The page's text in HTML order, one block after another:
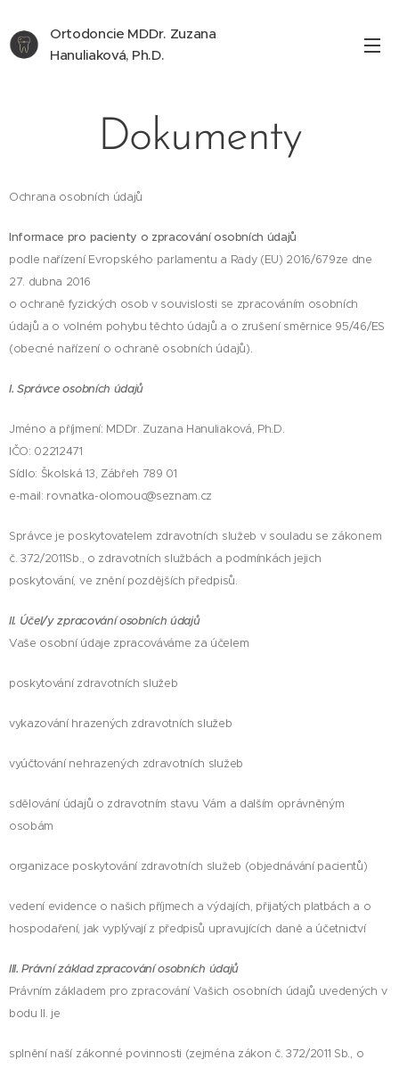
Ortodoncie MDDr. Zuzana
Hanuliaková, Ph.D.
Dokumenty
Ochrana osobních údajů
Informace pro pacienty o zpracování osobních údajů
podle nařízení Evropského parlamentu a Rady (EU) 2016/679ze dne
27. dubna 2016
o ochraně fyzických osob v souvislosti se zpracováním osobních
údajů a o volném pohybu těchto údajů a o zrušení směrnice 95/46/ES
(obecné nařízení o ochraně osobních údajů).
I. Správce osobních údajů
Jméno a příjmení: MDDr. Zuzana Hanuliaková, Ph.D.
IČO: 02212471
Sídlo: Školská 13, Zábřeh 789 01
e-mail: rovnatka-olomouc@seznam.cz
Správce je poskytovatelem zdravotních služeb v souladu se zákonem
č. 372/2011Sb., o zdravotních službách a podmínkách jejich
poskytování, ve znění pozdějších předpisů.
II. Účel/y zpracování osobních údajů
Vaše osobní údaje zpracováváme za účelem
poskytování zdravotních služeb
vykazování hrazených zdravotních služeb
vyúčtování nehrazených zdravotních služeb
sdělování údajů o zdravotním stavu Vám a dalším oprávněným
osobám
organizace poskytování zdravotních služeb (objednávání pacientů)
vedení evidence o našich příjmech a výdajích, přijatých platbách a o
hospodaření, jak vyplývají z předpisů upravujících daně a účetnictví
III. Právní základ zpracování osobních údajů
Právním základem pro zpracování Vašich osobních údajů uvedených v
bodu II. je
splnění naší zákonné povinnosti (zejména zákon č. 372/2011 Sb., o